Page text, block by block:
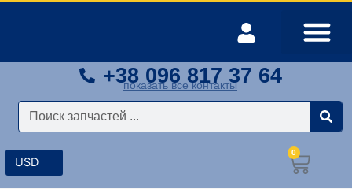
+38 096 817 37 64
показать все контакты
Поиск
0